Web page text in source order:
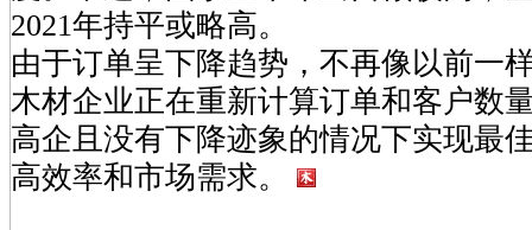
2021年持平或略高。
由于订单呈下降趋势，不再像以前一
木材企业正在重新计算订单和客户数
高企且没有下降迹象的情况下实现最
高效率和市场需求。